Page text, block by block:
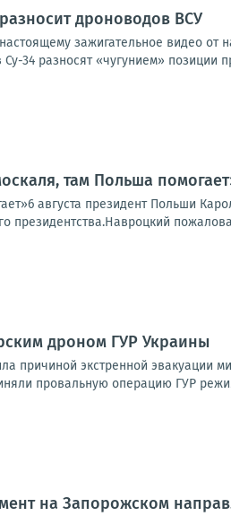
дроноводов ВСУ
зажигательное видео от
34 разносят «чугунием» позиции
там Польша
августа президент Польши
дроном ГУР Украины
причиной экстренной эвакуации
провальную операцию ГУР
на Запорожском